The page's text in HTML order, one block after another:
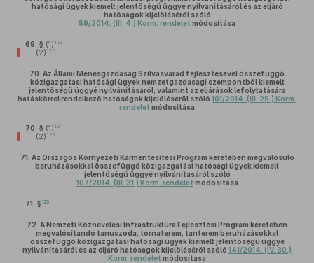
hatósági ügyek kiemelt jelentőségű üggyé nyilvánításáról és az eljáró
hatóságok kijelöléséről szóló
59/2014. (III. 4.) Korm. rendelet módosítása
69. § (1) 119
(2) 120
70. Az Állami Ménesgazdaság Szilvásvárad fejlesztésével összefüggő
közigazgatási hatósági ügyek nemzetgazdasági szempontból kiemelt
jelentőségű üggyé nyilvánításáról, valamint az eljárások lefolytatására
hatáskörrel rendelkező hatóságok kijelöléséről szóló 101/2014. (III. 25.) Korm.
rendelet módosítása
70. § (1) 121
(2) 122
71. Az Országos Környezeti Kármentesítési Program keretében megvalósuló
beruházásokkal összefüggő közigazgatási hatósági ügyek kiemelt
jelentőségű üggyé nyilvánításáról szóló
107/2014. (III. 31.) Korm. rendelet módosítása
71. § 123
72. A Nemzeti Köznevelési Infrastruktúra Fejlesztési Program keretében
megvalósítandó tanuszoda, tornaterem, tanterem beruházásokkal
összefüggő közigazgatási hatósági ügyek kiemelt jelentőségű üggyé
nyilvánításáról és az eljáró hatóságok kijelöléséről szóló 141/2014. (IV. 30.)
Korm. rendelet módosítása